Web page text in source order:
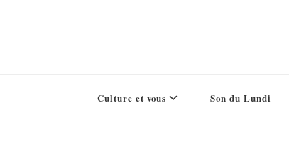
Culture et vous Son du Lundi